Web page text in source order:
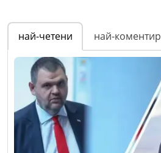
най-четени най-